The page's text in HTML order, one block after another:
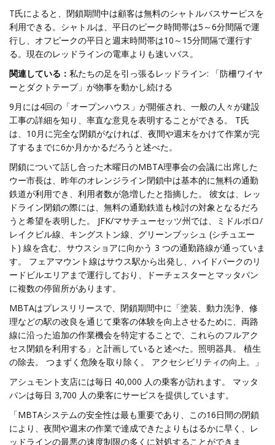
T氏によると、閉鎖期間中は顧客は無料のシャトルバスサービスを
利用できる。シャトルは、平日のピーク時間帯は5～6分間隔で運
行し、オフピークの平日と週末時間帯は10～15分間隔で運行す
る。現在のレッドラインの電車よりも速いバス。
関連している： 私たちの足を引っ張るレッドライン: 「防柵ワイヤ
ーとダクトテープ」が物事を動かし続ける
9月には4回の「オープンハウス」が開催され、一般の人々が建設
工事の詳細を知り、率直な意見を表明することができる。 T氏
は、10月に完全な閉鎖がなければ、夜間や週末をかけて作業が完
了するまでに6か月かかるだろうと述べた。
閉鎖について話し合った木曜日のMBTA理事会の会議に出席した
ウー市長は、昨年のオレンジライン閉鎖中は基本的に無料の通勤
鉄道が利用でき、利用者数が急増したと指摘した。 彼女は、レッ
ドライン閉鎖の際には、無料の通勤鉄道も検討の対象となるだろ
うと希望を表明した。 JFK/マサチューセッツ州では、ミドルボロ/
レイクビル線、キングストン線、グリーンブッシュ (シチュエー
ト) 線を含む、サウスショアに向かう 3 つの通勤路線が通っていま
す。 フェアマウント線はサウス駅から出発し、ハイドパークのリ
ードビルエリアまで運行しており、ドーチェスターとマッタパン
に複数の停留所があります。
MBTAはプレスリリースで、閉鎖期間中に「塗装、動力洗浄、修
理などの駅の改良を通じて乗客の体験を向上させるために、両路
線に沿った追加の作業機会を特定することで、これらのフルアク
セス閉鎖を利用する」と計画していると述べた。照明器具。 植生
の除去。 つまずく危険を取り除く。 アクセシビリティの向上。」
アシュモント支店には毎日 40,000 人の乗客が訪れます。 マッタ
パンは毎日 3,700 人の乗客にサービスを提供しています。
「MBTAシステムの安全性は最も重要であり、この16日間の閉鎖
により、夜間や週末の作業で達成できたよりもはるかに早く、レ
ッドラインの最悪の速度制限の多くに対処することができま